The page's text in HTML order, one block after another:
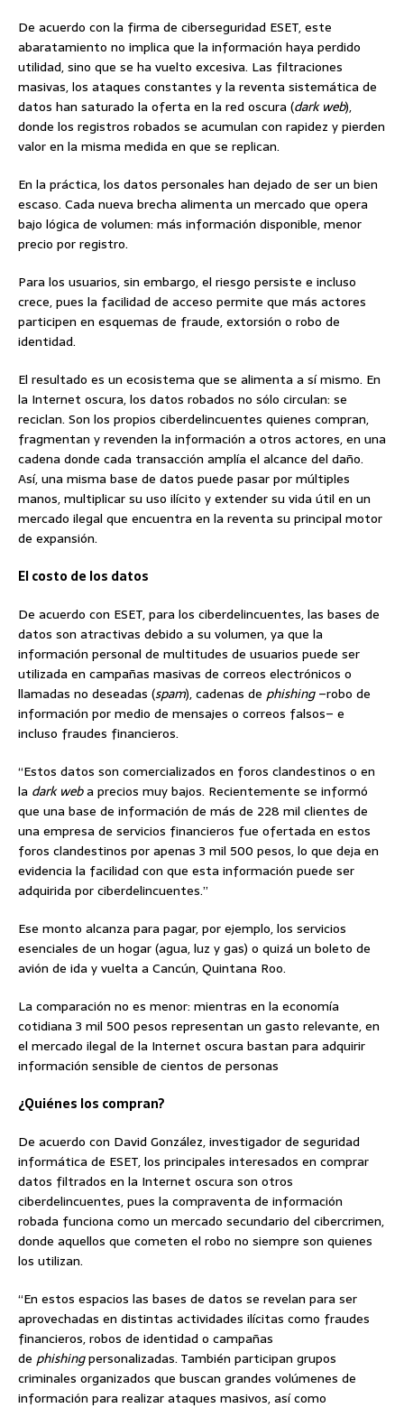
De acuerdo con la firma de ciberseguridad ESET, este
abaratamiento no implica que la información haya perdido
utilidad, sino que se ha vuelto excesiva. Las filtraciones
masivas, los ataques constantes y la reventa sistemática de
datos han saturado la oferta en la red oscura (dark web),
donde los registros robados se acumulan con rapidez y pierden
valor en la misma medida en que se replican.
En la práctica, los datos personales han dejado de ser un bien
escaso. Cada nueva brecha alimenta un mercado que opera
bajo lógica de volumen: más información disponible, menor
precio por registro.
Para los usuarios, sin embargo, el riesgo persiste e incluso
crece, pues la facilidad de acceso permite que más actores
participen en esquemas de fraude, extorsión o robo de
identidad.
El resultado es un ecosistema que se alimenta a sí mismo. En
la Internet oscura, los datos robados no sólo circulan: se
reciclan. Son los propios ciberdelincuentes quienes compran,
fragmentan y revenden la información a otros actores, en una
cadena donde cada transacción amplía el alcance del daño.
Así, una misma base de datos puede pasar por múltiples
manos, multiplicar su uso ilícito y extender su vida útil en un
mercado ilegal que encuentra en la reventa su principal motor
de expansión.
El costo de los datos
De acuerdo con ESET, para los ciberdelincuentes, las bases de
datos son atractivas debido a su volumen, ya que la
información personal de multitudes de usuarios puede ser
utilizada en campañas masivas de correos electrónicos o
llamadas no deseadas (spam), cadenas de phishing–robo de
información por medio de mensajes o correos falsos– e
incluso fraudes financieros.
“Estos datos son comercializados en foros clandestinos o en
la dark weba precios muy bajos. Recientemente se informó
que una base de información de más de 228 mil clientes de
una empresa de servicios financieros fue ofertada en estos
foros clandestinos por apenas 3 mil 500 pesos, lo que deja en
evidencia la facilidad con que esta información puede ser
adquirida por ciberdelincuentes.”
Ese monto alcanza para pagar, por ejemplo, los servicios
esenciales de un hogar (agua, luz y gas) o quizá un boleto de
avión de ida y vuelta a Cancún, Quintana Roo.
La comparación no es menor: mientras en la economía
cotidiana 3 mil 500 pesos representan un gasto relevante, en
el mercado ilegal de la Internet oscura bastan para adquirir
información sensible de cientos de personas
¿Quiénes los compran?
De acuerdo con David González, investigador de seguridad
informática de ESET, los principales interesados en comprar
datos filtrados en la Internet oscura son otros
ciberdelincuentes, pues la compraventa de información
robada funciona como un mercado secundario del cibercrimen,
donde aquellos que cometen el robo no siempre son quienes
los utilizan.
“En estos espacios las bases de datos se revelan para ser
aprovechadas en distintas actividades ilícitas como fraudes
financieros, robos de identidad o campañas
de phishingpersonalizadas. También participan grupos
criminales organizados que buscan grandes volúmenes de
información para realizar ataques masivos, así como